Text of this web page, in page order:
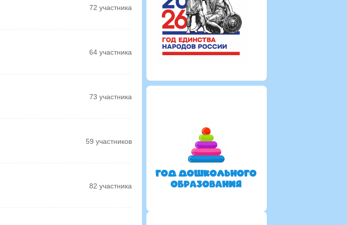
72 участника
64 участника
73 участника
59 участников
82 участника